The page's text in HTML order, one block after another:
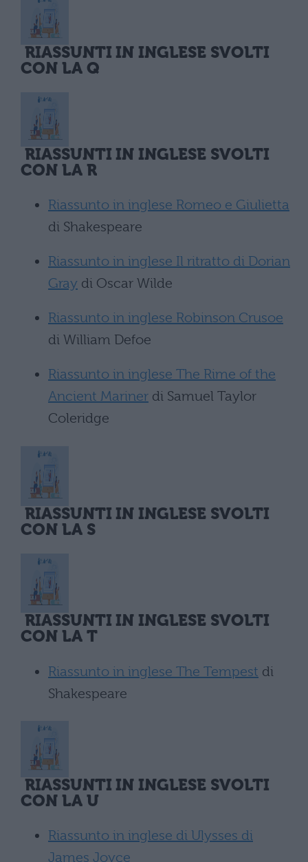
RIASSUNTI IN INGLESE SVOLTI
CON LA Q
RIASSUNTI IN INGLESE SVOLTI
CON LA R
Riassunto in inglese Romeo e Giulietta
di Shakespeare
Riassunto in inglese Il ritratto di Dorian
Gray di Oscar Wilde
Riassunto in inglese Robinson Crusoe
di William Defoe
Riassunto in inglese The Rime of the
Ancient Mariner di Samuel Taylor
Coleridge
RIASSUNTI IN INGLESE SVOLTI
CON LA S
RIASSUNTI IN INGLESE SVOLTI
CON LA T
Riassunto in inglese The Tempest di
Shakespeare
RIASSUNTI IN INGLESE SVOLTI
CON LA U
Riassunto in inglese di Ulysses di
James Joyce